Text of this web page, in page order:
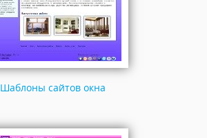
Шаблоны сайтов окна